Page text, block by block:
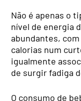
Não é apenas o
nível de energia
abundantes,
calorias num
igualmente
de surgir fadiga
O consumo de